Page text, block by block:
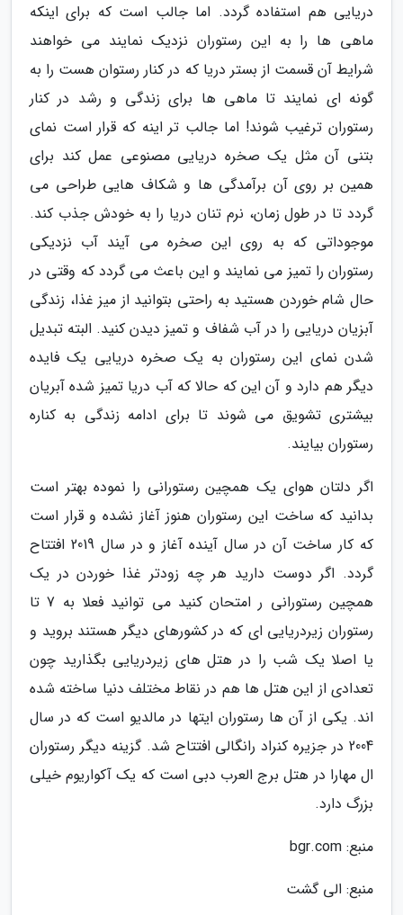
دریایی هم استفاده گردد. اما جالب است که برای اینکه
ماهی ها را به این رستوران نزدیک نمایند می خواهند
شرایط آن قسمت از بستر دریا که در کنار رستوان هست را به
گونه ای نمایند تا ماهی ها برای زندگی و رشد در کنار
رستوران ترغیب شوند! اما جالب تر اینه که قرار است نمای
بتنی آن مثل یک صخره دریایی مصنوعی عمل کند برای
همین بر روی آن برآمدگی ها و شکاف هایی طراحی می
گردد تا در طول زمان، نرم تنان دریا را به خودش جذب کند.
موجوداتی که به روی این صخره می آیند آب نزدیکی
رستوران را تمیز می نمایند و این باعث می گردد که وقتی در
حال شام خوردن هستید به راحتی بتوانید از میز غذا، زندگی
آبزیان دریایی را در آب شفاف و تمیز دیدن کنید. البته تبدیل
شدن نمای این رستوران به یک صخره دریایی یک فایده
دیگر هم دارد و آن این که حالا که آب دریا تمیز شده آبریان
بیشتری تشویق می شوند تا برای ادامه زندگی به کناره
رستوران بیایند.
اگر دلتان هوای یک همچین رستورانی را نموده بهتر است
بدانید که ساخت این رستوران هنوز آغاز نشده و قرار است
که کار ساخت آن در سال آینده آغاز و در سال 2019 افتتاح
گردد. اگر دوست دارید هر چه زودتر غذا خوردن در یک
همچین رستورانی ر امتحان کنید می توانید فعلا به 7 تا
رستوران زیردریایی ای که در کشورهای دیگر هستند بروید و
یا اصلا یک شب را در هتل های زیردریایی بگذارید چون
تعدادی از این هتل ها هم در نقاط مختلف دنیا ساخته شده
اند. یکی از آن ها رستوران ایتها در مالدیو است که در سال
2004 در جزیره کنراد رانگالی افتتاح شد. گزینه دیگر رستوران
ال مهارا در هتل برج العرب دبی است که یک آکواریوم خیلی
بزرگ دارد.
منبع: bgr.com
منبع: الی گشت